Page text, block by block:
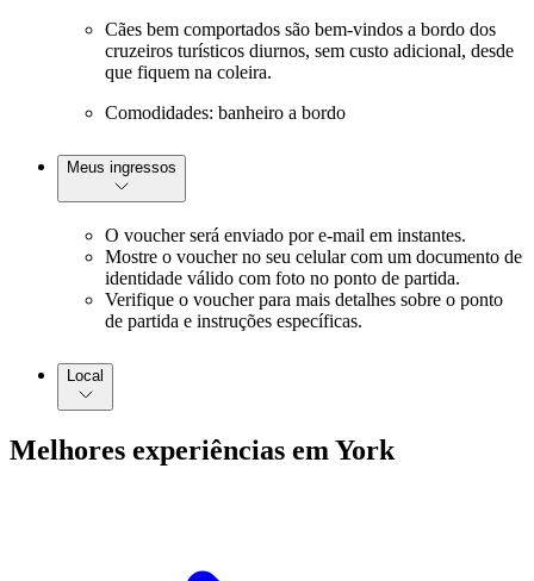
Cães bem comportados são bem-vindos a bordo dos
cruzeiros turísticos diurnos, sem custo adicional, desde
que fiquem na coleira.
Comodidades: banheiro a bordo
Meus ingressos
O voucher será enviado por e-mail em instantes.
Mostre o voucher no seu celular com um documento de
identidade válido com foto no ponto de partida.
Verifique o voucher para mais detalhes sobre o ponto
de partida e instruções específicas.
Local
Melhores experiências em York